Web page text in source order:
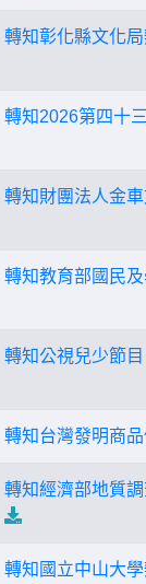
轉知彰化縣文化
轉知2026第四十
轉知財團法人金
轉知教育部國民
轉知公視兒少節
轉知台灣發明商
轉知經濟部地質
轉知國立中山大